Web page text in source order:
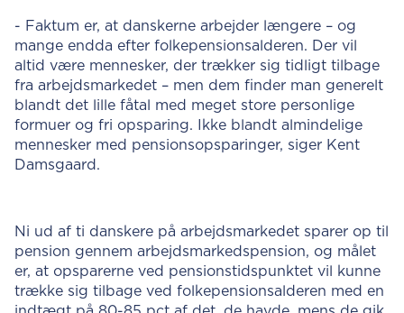
- Faktum er, at danskerne arbejder længere – og
mange endda efter folkepensionsalderen. Der vil
altid være mennesker, der trækker sig tidligt tilbage
fra arbejdsmarkedet – men dem finder man generelt
blandt det lille fåtal med meget store personlige
formuer og fri opsparing. Ikke blandt almindelige
mennesker med pensionsopsparinger, siger Kent
Damsgaard.
Ni ud af ti danskere på arbejdsmarkedet sparer op til
pension gennem arbejdsmarkedspension, og målet
er, at opsparerne ved pensionstidspunktet vil kunne
trække sig tilbage ved folkepensionsalderen med en